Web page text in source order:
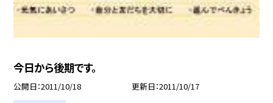
今日から後期です。
公開日 2011/10/18 更新日 2011/10/17